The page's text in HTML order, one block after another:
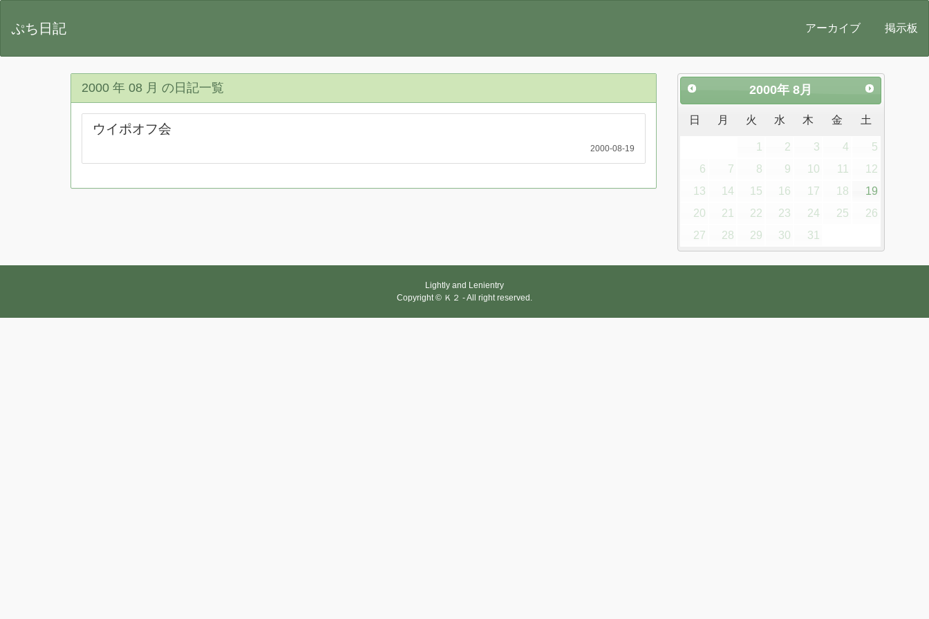
ぷち日記 アーカイブ 掲示板
2000 年 08 月 の日記一覧
ウイポオフ会
2000-08-19
2000年 8月
日 月 火 水 木 金 土
1 2 3 4
5
6
7 8 9 10 11
12
13
14 15 16 17 18
19
20
21 22 23 24 25
26
27
28 29 30 31
Lightly and Lenientry
Copyright © Ｋ２ - All right reserved.